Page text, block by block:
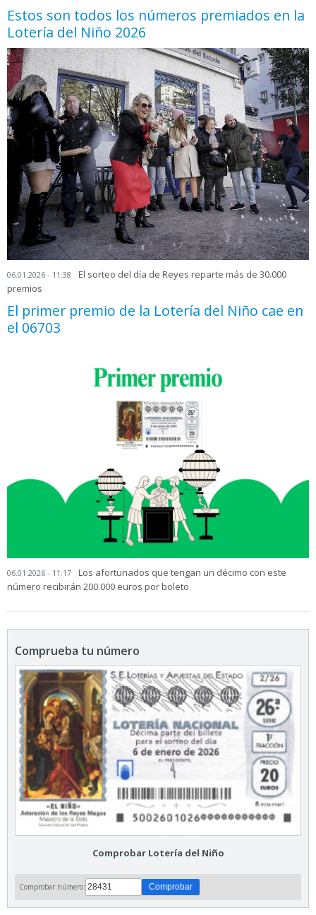
Estos son todos los números premiados en la
Lotería del Niño 2026
06.01.2026 - 11:38
El sorteo del día de Reyes reparte más de 30.000
premios
El primer premio de la Lotería del Niño cae en
el 06703
06.01.2026 - 11:17
Los afortunados que tengan un décimo con este
número recibirán 200.000 euros por boleto
Comprueba tu número
Comprobar Lotería del Niño
Comprobar número: